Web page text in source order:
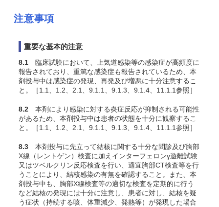
注意事項
重要な基本的注意
8.1 臨床試験において、上気道感染等の感染症が高頻度に
報告されており、重篤な感染症も報告されているため、本
剤投与中は感染症の発現、再発及び増悪に十分注意するこ
と。［1.1、1.2、2.1、9.1.1、9.1.3、9.1.4、11.1.1参照］
8.2 本剤により感染に対する炎症反応が抑制される可能性
があるため、本剤投与中は患者の状態を十分に観察するこ
と。［1.1、1.2、2.1、9.1.1、9.1.3、9.1.4、11.1.1参照］
8.3 本剤投与に先立って結核に関する十分な問診及び胸部
X線（レントゲン）検査に加えインターフェロンγ遊離試験
又はツベルクリン反応検査を行い、適宜胸部CT検査等を行
うことにより、結核感染の有無を確認すること。また、本
剤投与中も、胸部X線検査等の適切な検査を定期的に行う
など結核の発現には十分に注意し、患者に対し、結核を疑
う症状（持続する咳、体重減少、発熱等）が発現した場合